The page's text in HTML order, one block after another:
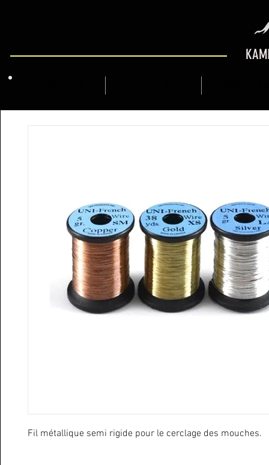
Fil métallique semi rigide pour le cerclage des mouches.